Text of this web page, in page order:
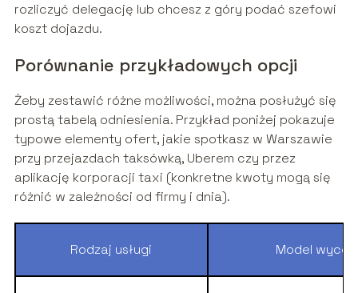
rozliczyć delegację lub chcesz z góry podać szefowi
koszt dojazdu.
Porównanie przykładowych opcji
Żeby zestawić różne możliwości, można posłużyć się
prostą tabelą odniesienia. Przykład poniżej pokazuje
typowe elementy ofert, jakie spotkasz w Warszawie
przy przejazdach taksówką, Uberem czy przez
aplikację korporacji taxi (konkretne kwoty mogą się
różnić w zależności od firmy i dnia).
Rodzaj usługi Model